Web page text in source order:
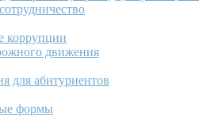
коррупции
движения
для абитуриентов
формы